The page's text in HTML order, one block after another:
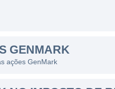
operações nos Estados
e instituições de
da eficiência do
em hospitais e
GENMARK
ações GenMark